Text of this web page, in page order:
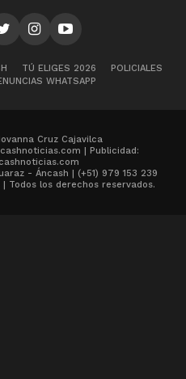
TÚ ELIGES 2026
POLICIALES
WHATSAPP
Cruz Cajavilca
| Publicidad:
- Áncash | (+51) 979 153 239
Todos los derechos reservados.